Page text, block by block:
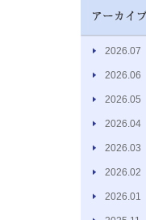
2026.07
2026.06
2026.05
2026.04
2026.03
2026.02
2026.01